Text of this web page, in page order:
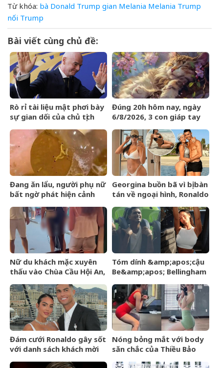
Từ khóa: bà Donald Trump gian Melania Melania Trump
nối Trump
Bài viết cùng chủ đề:
Rò rỉ tài liệu mật phơi bày
sự gian dối của chủ tịch
League
Đúng 20h hôm nay, ngày
6/8/2026, 3 con giáp tay
VÀNG, phú quý ngập nhà
Đang ăn lẩu, người phụ nữ
bất ngờ phát hiện cảnh
gà&amp;apos; trong nồi
Georgina buồn bã vì bị bàn
tán về ngoại hình, Ronaldo
khiến 4 triệu người đồng
tình
Nữ du khách mặc xuyên
thấu vào Chùa Cầu Hội An,
động gây chú ý
Tóm dính &amp;apos;cậu
Be&amp;apos; Bellingham
bạn gái người mẫu sexy,
cười tươi giữa dàn vệ sĩ
hộ tống
Đám cưới Ronaldo gây sốt
với danh sách khách mời
Nóng bỏng mắt với body
săn chắc của Thiều Bảo